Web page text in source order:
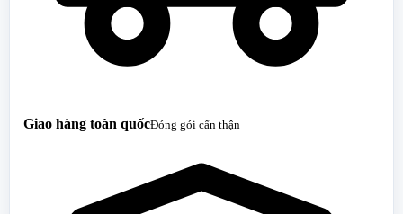
Giao hàng toàn quốcĐóng gói cẩn thận